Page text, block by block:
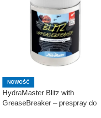
NOWOŚĆ
HydraMaster Blitz with
GreaseBreaker – prespray do